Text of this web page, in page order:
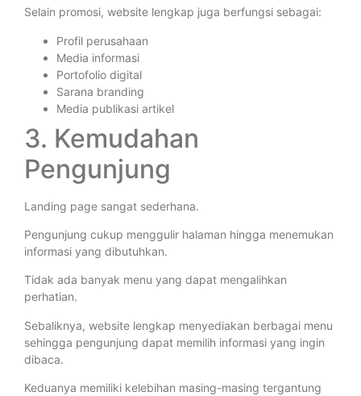
Selain promosi, website lengkap juga berfungsi sebagai:
Profil perusahaan
Media informasi
Portofolio digital
Sarana branding
Media publikasi artikel
3. Kemudahan
Pengunjung
Landing page sangat sederhana.
Pengunjung cukup menggulir halaman hingga menemukan
informasi yang dibutuhkan.
Tidak ada banyak menu yang dapat mengalihkan
perhatian.
Sebaliknya, website lengkap menyediakan berbagai menu
sehingga pengunjung dapat memilih informasi yang ingin
dibaca.
Keduanya memiliki kelebihan masing-masing tergantung